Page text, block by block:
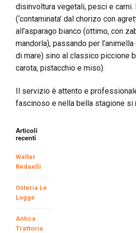
disinvoltura vegetali, pesci e carni.
(‘contaminata’ dal chorizo con
all’asparago bianco (ottimo, con
mandorla), passando per
di mare) sino al classico piccione
carota, pistacchio e miso).
Il servizio è attento e
fascinoso e nella bella stagione si
Articoli
recenti
Walter
Redaelli
Osteria Le
Logge
Antica
Trattoria